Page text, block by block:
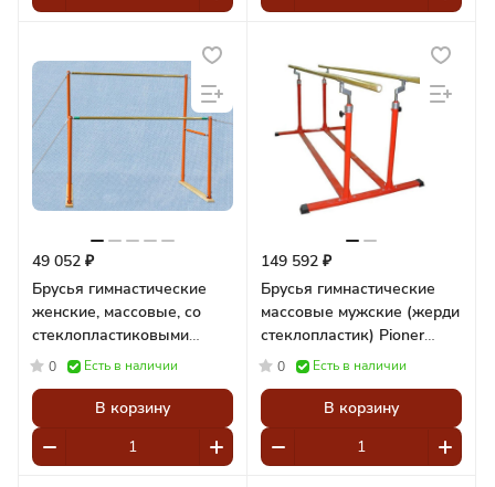
49 052 ₽
Брусья гимнастические
женские, массовые, со
стеклопластиковыми
жердями (шпон дерева)
0 Есть в наличии
В корзину
149 592 ₽
Брусья гимнастические
массовые мужские (жерди
стеклопластик) Pioner
A15041
0 Есть в наличии
В корзину